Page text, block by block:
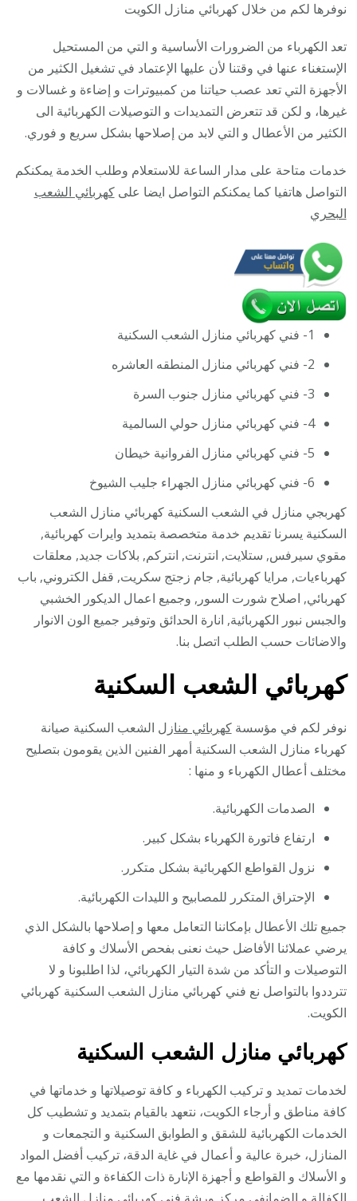
ساعة
نوفرها لكم من خلال كهربائي منازل الكويت
تعد الكهرباء من الضرورات الأساسية و التي من المستحيل
الإستغناء عنها في وقتنا لأن عليها الإعتماد في تشغيل الكثير من
الأجهزة التي تعد عصب حياتنا من كمبيوترات و إضاءة و غسالات و
غيرها، و لكن قد تتعرض التمديدات و التوصيلات الكهربائية الى
الكثير من الأعطال و التي لابد من إصلاحها بشكل سريع و فوري.
خدمات متاحة على مدار الساعة للاستعلام وطلب الخدمة يمكنكم
التواصل هاتفيا كما يمكنكم التواصل ايضا علىكهربائي الشعب
البحري
1- فني كهربائي منازل الشعب السكنية
2- فني كهربائي منازل المنطقه العاشره
3- فني كهربائي منازل جنوب السرة
4- فني كهربائي منازل حولي السالمية
5- فني كهربائي منازل الفروانية خيطان
6- فني كهربائي منازل الجهراء جليب الشيوخ
كهربجي منازل في الشعب السكنية كهربائي منازل الشعب
السكنية يسرنا تقديم خدمة متخصصة بتمديد وايرات كهربائية,
مقوي سيرفس, ستلايت, انترنت, انتركم, بلاكات جديد, معلقات
كهرباءيات, مرايا كهربائية, جام زجتج سكريت, قفل الكتروني, باب
كهربائي, اصلاح شورت السور, وجميع اعمال الديكور الخشبي
والجبس نبور الكهربائية, انارة الحدائق وتوفير جميع الون الانوار
والاضائات حسب الطلب اتصل بنا.
كهربائي الشعب السكنية
نوفر لكم في مؤسسةكهربائي منازل الشعب السكنية صيانة
كهرباء منازل الشعب السكنية أمهر الفنين الذين يقومون بتصليح
مختلف أعطال الكهرباء و منها :
الصدمات الكهربائية.
ارتفاع فاتورة الكهرباء بشكل كبير.
نزول القواطع الكهربائية بشكل متكرر.
الإحتراق المتكرر للمصابيح و الليدات الكهربائية.
جميع تلك الأعطال بإمكاننا التعامل معها و إصلاحها بالشكل الذي
يرضي عملائنا الأفاضل حيث نعنى بفحص الأسلاك و كافة
التوصيلات و التأكد من شدة التيار الكهربائي، لذا اطلبونا و لا
تترددوا بالتواصل نع فني كهربائي منازل الشعب السكنية كهربائي
الكويت.
كهربائي منازل الشعب السكنية
لخدمات تمديد و تركيب الكهرباء و كافة توصيلاتها و خدماتها في
كافة مناطق و أرجاء الكويت، نتعهد بالقيام بتمديد و تشطيب كل
الخدمات الكهربائية للشقق و الطوابق السكنية و التجمعات و
المنازل، خبرة عالية و أعمال في غاية الدقة، تركيب أفضل المواد
و الأسلاك و القواطع و أجهزة الإنارة ذات الكفاءة و التي نقدمها مع